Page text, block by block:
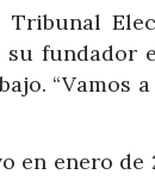
fundador
“Vamos
en enero de